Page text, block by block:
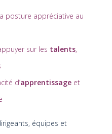
posture appréciative au
sur les talents,
d’apprentissage et
équipes et